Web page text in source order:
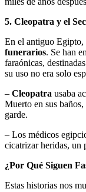
5. Cleopatra y el
En el antiguo Egipto,
funerarios. Se han
faraónicas,
su uso no era solo
– Cleopatra usaba
Muerto en sus
garde.
– Los médicos
cicatrizar heridas, un
¿Por Qué Siguen
Estas historias nos